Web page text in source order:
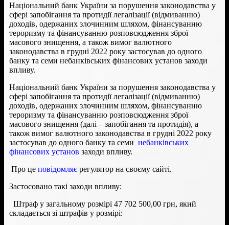
Національний банк України за порушення законодавства у
сфері запобігання та протидії легалізації (відмиванню)
доходів, одержаних злочинним шляхом, фінансуванню
тероризму та фінансуванню розповсюдження зброї
масового знищення, а також вимог валютного
законодавства в грудні 2022 року застосував до одного
банку та семи небанківських фінансових установ заходи
впливу.
Національний банк України за порушення законодавства у
сфері запобігання та протидії легалізації (відмиванню)
доходів, одержаних злочинним шляхом, фінансуванню
тероризму та фінансуванню розповсюдження зброї
масового знищення (далі – запобігання та протидія), а
також вимог валютного законодавства в грудні 2022 року
застосував до одного банку та семи небанківських
фінансових установ заходи впливу.
Про це повідомляє регулятор на своєму сайті.
Застосовано такі заходи впливу:
Штраф у загальному розмірі 47 702 500,00 грн, який
складається зі штрафів у розмірі: